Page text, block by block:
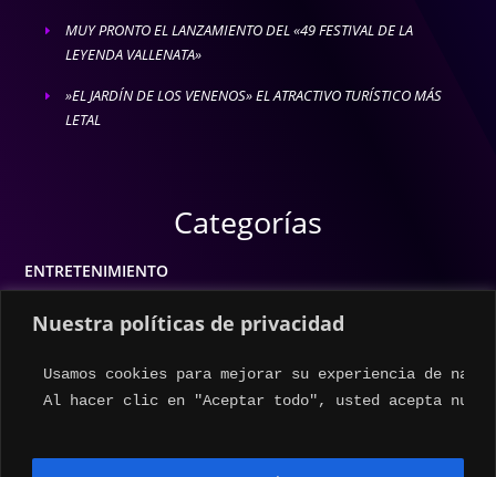
Nuestra políticas de privacidad
Usamos cookies para mejorar su experiencia de
Al hacer clic en "Aceptar todo", usted acepta
E
MUY PRONTO EL LANZAMIENTO DEL «49 FESTIVAL DE LA
LEYENDA VALLENATA»
E
»EL JARDÍN DE LOS VENENOS» EL ATRACTIVO TURÍSTICO MÁS
LETAL
Categorías
ENTRETENIMIENTO
ESTILO DE VIDA